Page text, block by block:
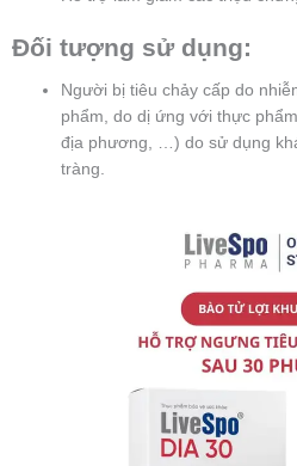
Đối tượng sử dụng:
Người bị tiêu chảy cấp do
phẩm, do dị ứng với thực
địa phương, …) do sử dụng
tràng.